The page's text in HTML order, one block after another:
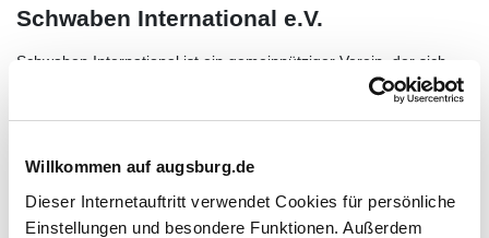
Willkommen auf augsburg.de
Dieser Internetauftritt verwendet Cookies für persönliche
Einstellungen und besondere Funktionen. Außerdem
Schwaben International e.V.
Schwaben International ist ein gemeinnütziger Verein, der sich
seit Jahren für Kulturaustausch und Völkerverständigung